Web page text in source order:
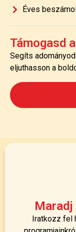
Éves
Támogasd
Segíts
eljuthasson a
Maradj
Iratkozz fel